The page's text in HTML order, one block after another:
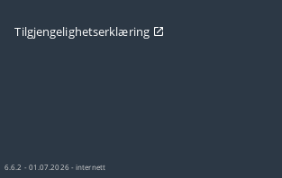
Tilgjengelighetserklæring
6.6.2 - 01.07.2026 - internett